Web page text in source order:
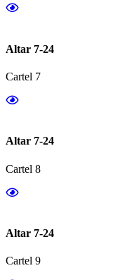
Altar 7-24
Cartel 7
Altar 7-24
Cartel 8
Altar 7-24
Cartel 9